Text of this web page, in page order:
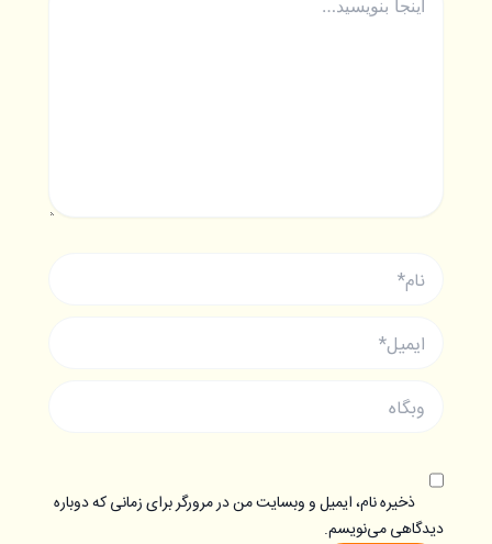
بنویسید…
ذخیره نام، ایمیل و وبسایت من در مرورگر برای زمانی که دوباره
دیدگاهی می‌نویسم.